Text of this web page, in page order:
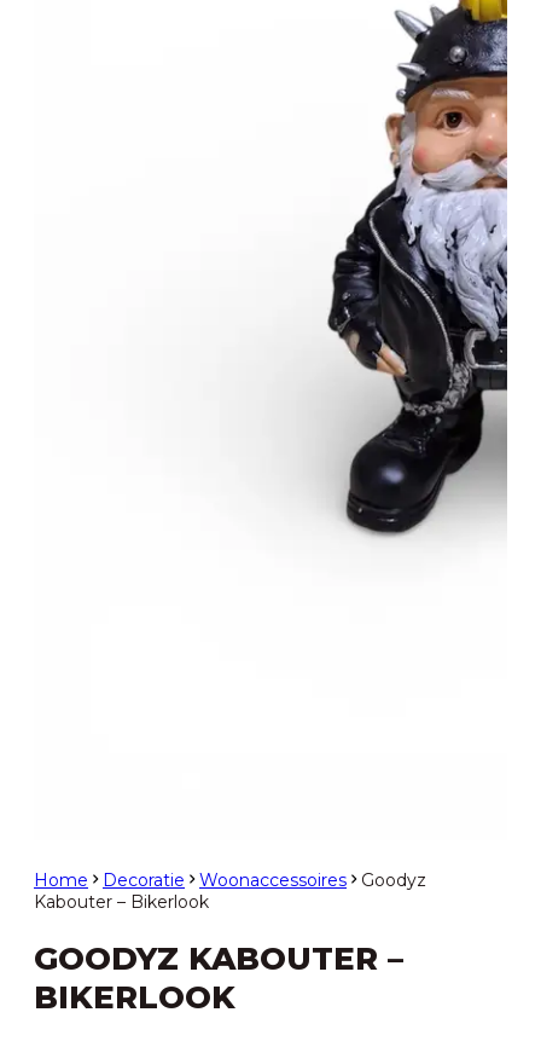
Home Decoratie Woonaccessoires
Goodyz
Kabouter – Bikerlook
GOODYZ KABOUTER –
BIKERLOOK